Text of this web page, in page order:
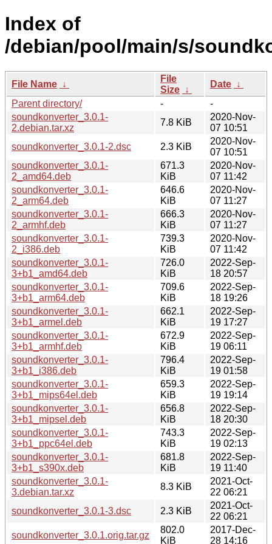
Index of
/debian/pool/main/s/
File Name ↓
File
Size ↓
Date ↓
Parent directory/
-
-
soundkonverter_3.0.1-
2.debian.tar.xz
7.8 KiB
2020-Nov-
07 10:51
soundkonverter_3.0.1-2.dsc
2.3 KiB
2020-Nov-
07 10:51
soundkonverter_3.0.1-
2_amd64.deb
671.3
KiB
2020-Nov-
07 11:42
soundkonverter_3.0.1-
2_arm64.deb
646.6
KiB
2020-Nov-
07 11:27
soundkonverter_3.0.1-
2_armhf.deb
666.3
KiB
2020-Nov-
07 11:27
soundkonverter_3.0.1-
2_i386.deb
739.3
KiB
2020-Nov-
07 11:42
soundkonverter_3.0.1-
3+b1_amd64.deb
726.0
KiB
2022-Sep-
18 20:57
soundkonverter_3.0.1-
3+b1_arm64.deb
709.6
KiB
2022-Sep-
18 19:26
soundkonverter_3.0.1-
3+b1_armel.deb
662.1
KiB
2022-Sep-
19 17:27
soundkonverter_3.0.1-
3+b1_armhf.deb
672.9
KiB
2022-Sep-
19 06:11
soundkonverter_3.0.1-
3+b1_i386.deb
796.4
KiB
2022-Sep-
19 01:58
soundkonverter_3.0.1-
3+b1_mips64el.deb
659.3
KiB
2022-Sep-
19 19:14
soundkonverter_3.0.1-
3+b1_mipsel.deb
656.8
KiB
2022-Sep-
18 20:30
soundkonverter_3.0.1-
3+b1_ppc64el.deb
743.3
KiB
2022-Sep-
19 02:13
soundkonverter_3.0.1-
3+b1_s390x.deb
681.8
KiB
2022-Sep-
19 11:40
soundkonverter_3.0.1-
3.debian.tar.xz
8.3 KiB
2021-Oct-
22 06:21
soundkonverter_3.0.1-3.dsc
2.3 KiB
2021-Oct-
22 06:21
soundkonverter_3.0.1.orig.tar.gz
802.0
KiB
2017-Dec-
28 14:16